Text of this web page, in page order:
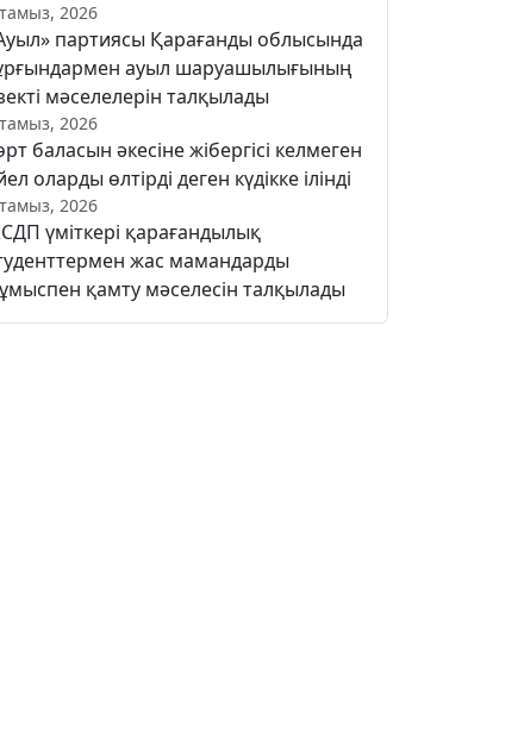
2026
партиясы Қарағанды облысында
ауыл шаруашылығының
мәселелерін талқылады
2026
баласын әкесіне жібергісі келмеген
оларды өлтірді деген күдікке ілінді
2026
үміткері қарағандылық
жас мамандарды
қамту мәселесін талқылады